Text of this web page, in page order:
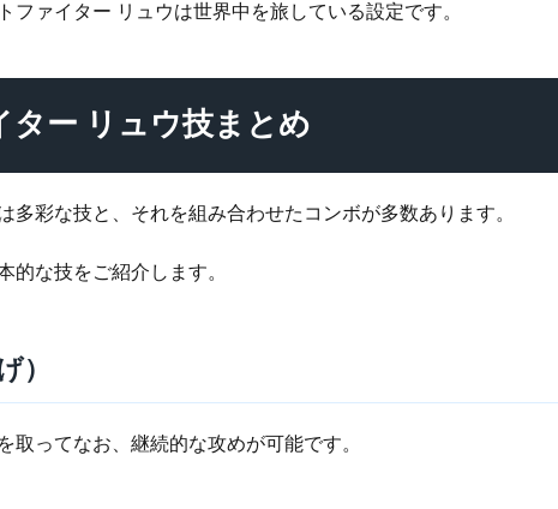
ファイター リュウは世界中を旅している設定です。
ター リュウ技まとめ
多彩な技と、それを組み合わせたコンボが多数あります。
的な技をご紹介します。
）
取ってなお、継続的な攻めが可能です。